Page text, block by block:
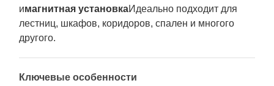
имагнитная установкаИдеально подходит для
лестниц, шкафов, коридоров, спален и многого
другого.
Ключевые особенности